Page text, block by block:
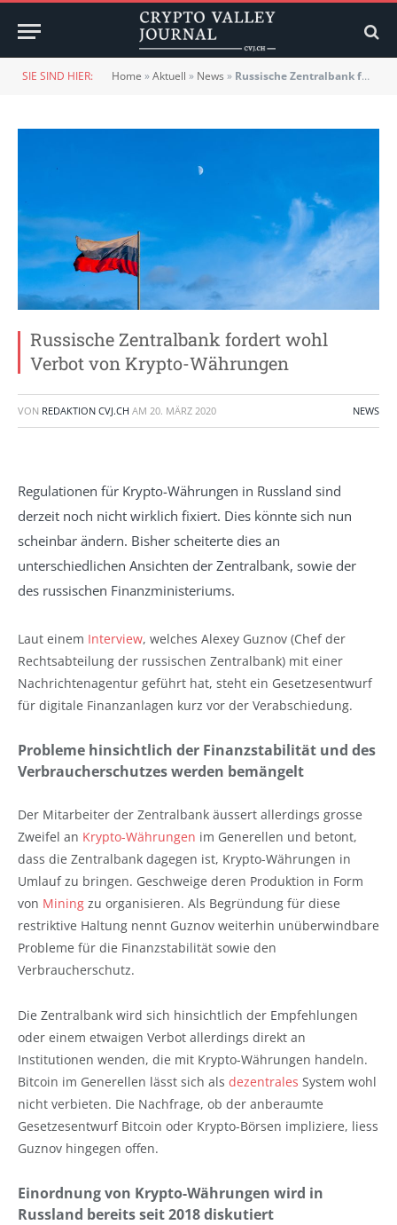
SIE SIND HIER: Home »Aktuell » News » Russische Zentralbank fordert wohl Verbot von Krypto-Währungen
Russische Zentralbank fordert wohl
Verbot von Krypto-Währungen
VON REDAKTION CVJ.CH AM 20. MÄRZ 2020 NEWS
Regulationen für Krypto-Währungen in Russland sind
derzeit noch nicht wirklich fixiert. Dies könnte sich nun
scheinbar ändern. Bisher scheiterte dies an
unterschiedlichen Ansichten der Zentralbank, sowie der
des russischen Finanzministeriums.
Laut einem Interview, welches Alexey Guznov (Chef der
Rechtsabteilung der russischen Zentralbank) mit einer
Nachrichtenagentur geführt hat, steht ein Gesetzesentwurf
für digitale Finanzanlagen kurz vor der Verabschiedung.
Probleme hinsichtlich der Finanzstabilität und des
Verbraucherschutzes werden bemängelt
Der Mitarbeiter der Zentralbank äussert allerdings grosse
Zweifel an Krypto-Währungen im Generellen und betont,
dass die Zentralbank dagegen ist, Krypto-Währungen in
Umlauf zu bringen. Geschweige deren Produktion in Form
von Mining zu organisieren. Als Begründung für diese
restriktive Haltung nennt Guznov weiterhin unüberwindbare
Probleme für die Finanzstabilität sowie den
Verbraucherschutz.
Die Zentralbank wird sich hinsichtlich der Empfehlungen
oder einem etwaigen Verbot allerdings direkt an
Institutionen wenden, die mit Krypto-Währungen handeln.
Bitcoin im Generellen lässt sich als dezentrales System wohl
nicht verbieten. Die Nachfrage, ob der anberaumte
Gesetzesentwurf Bitcoin oder Krypto-Börsen impliziere, liess
Guznov hingegen offen.
Einordnung von Krypto-Währungen wird in
Russland bereits seit 2018 diskutiert